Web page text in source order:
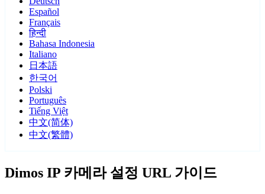
Español
Français
हिन्दी
Bahasa Indonesia
Italiano
日本語
한국어
Polski
Português
Tiếng Việt
中文(简体)
中文(繁體)
Dimos IP 카메라 설정 URL 가이드